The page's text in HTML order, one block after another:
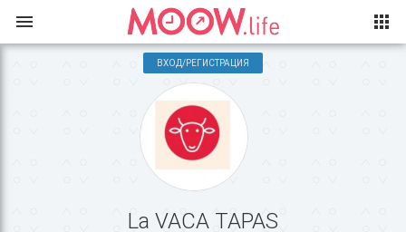
ВХОД/РЕГИСТРАЦИЯ
La VACA TAPAS